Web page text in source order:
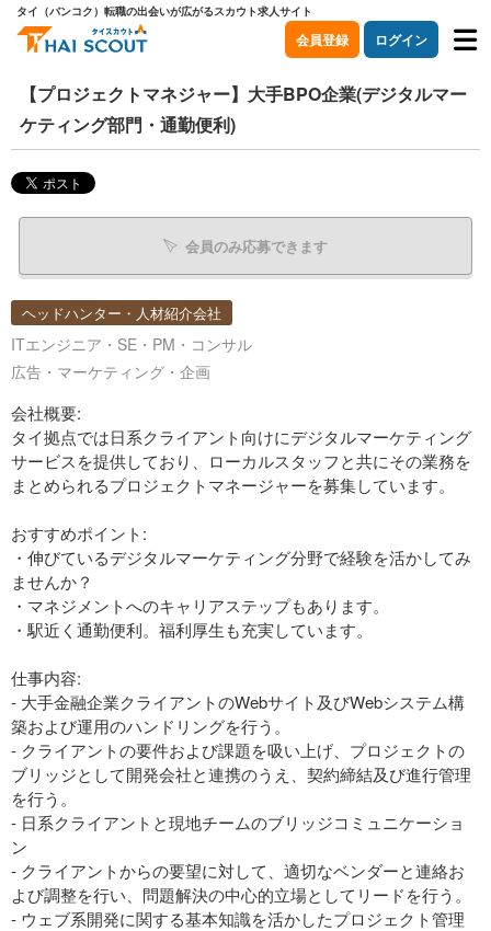
タイ（バンコク）転職の出会いが広がるスカウト求人サイト
会員登録 ログイン
【プロジェクトマネジャー】大手BPO企業(デジタルマー
ケティング部門・通勤便利)
会員のみ応募できます
ヘッドハンター・人材紹介会社
ITエンジニア・SE・PM・コンサル
広告・マーケティング・企画
会社概要:
タイ拠点では日系クライアント向けにデジタルマーケティング
サービスを提供しており、ローカルスタッフと共にその業務を
まとめられるプロジェクトマネージャーを募集しています。
おすすめポイント:
・伸びているデジタルマーケティング分野で経験を活かしてみ
ませんか？
・マネジメントへのキャリアステップもあります。
・駅近く通勤便利。福利厚生も充実しています。
仕事内容:
‐ 大手金融企業クライアントのWebサイト及びWebシステム構
築および運用のハンドリングを行う。
- クライアントの要件および課題を吸い上げ、プロジェクトの
ブリッジとして開発会社と連携のうえ、契約締結及び進行管理
を行う。
- 日系クライアントと現地チームのブリッジコミュニケーショ
ン
- クライアントからの要望に対して、適切なベンダーと連絡お
よび調整を行い、問題解決の中心的立場としてリードを行う。
- ウェブ系開発に関する基本知識を活かしたプロジェクト管理